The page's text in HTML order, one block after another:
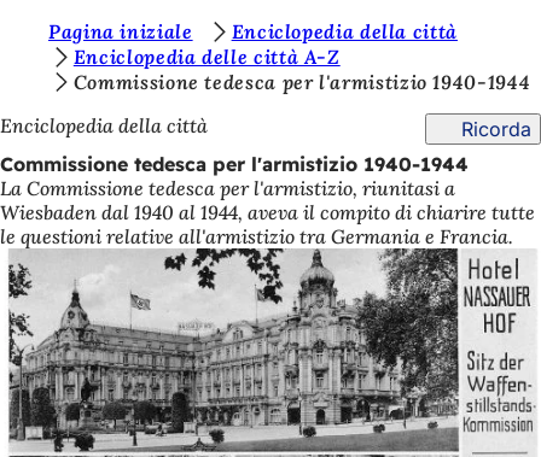
Vai al contenuto
e
t
e
q
u
i
Pagina iniziale
Enciclopedia della città
Enciclopedia delle città A-Z
Commissione tedesca per l'armistizio 1940-1944
Enciclopedia della città
Ricorda
Commissione tedesca per l'armistizio 1940-1944
La Commissione tedesca per l'armistizio, riunitasi a
Wiesbaden dal 1940 al 1944, aveva il compito di chiarire tutte
le questioni relative all'armistizio tra Germania e Francia.